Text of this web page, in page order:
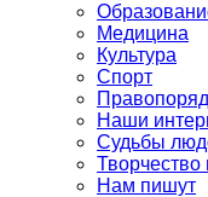
Медицина
Культура
Спорт
Наши
Судьбы
Творчество
Нам пишут